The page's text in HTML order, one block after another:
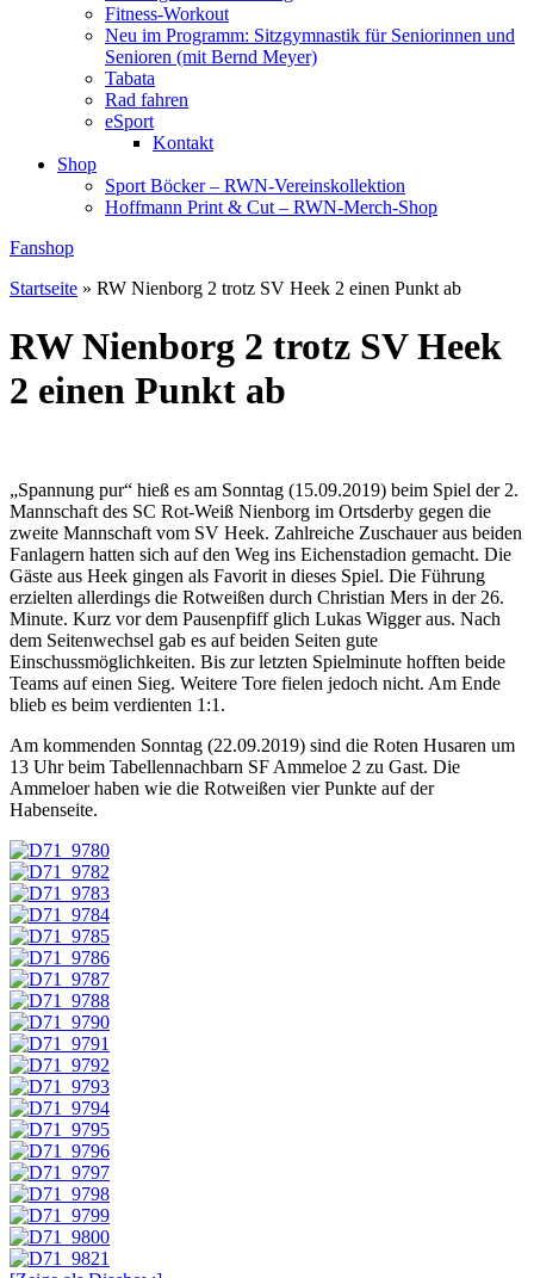
Fitness-Workout
Neu im Programm: Sitzgymnastik für Seniorinnen und
Senioren (mit Bernd Meyer)
Tabata
Rad fahren
eSport
Kontakt
Shop
Sport Böcker – RWN-Vereinskollektion
Hoffmann Print & Cut – RWN-Merch-Shop
Fanshop
Startseite » RW Nienborg 2 trotz SV Heek 2 einen Punkt ab
RW Nienborg 2 trotz SV Heek
2 einen Punkt ab
„Spannung pur“ hieß es am Sonntag (15.09.2019) beim Spiel der 2.
Mannschaft des SC Rot-Weiß Nienborg im Ortsderby gegen die
zweite Mannschaft vom SV Heek. Zahlreiche Zuschauer aus beiden
Fanlagern hatten sich auf den Weg ins Eichenstadion gemacht. Die
Gäste aus Heek gingen als Favorit in dieses Spiel. Die Führung
erzielten allerdings die Rotweißen durch Christian Mers in der 26.
Minute. Kurz vor dem Pausenpfiff glich Lukas Wigger aus. Nach
dem Seitenwechsel gab es auf beiden Seiten gute
Einschussmöglichkeiten. Bis zur letzten Spielminute hofften beide
Teams auf einen Sieg. Weitere Tore fielen jedoch nicht. Am Ende
blieb es beim verdienten 1:1.
Am kommenden Sonntag (22.09.2019) sind die Roten Husaren um
13 Uhr beim Tabellennachbarn SF Ammeloe 2 zu Gast. Die
Ammeloer haben wie die Rotweißen vier Punkte auf der
Habenseite.